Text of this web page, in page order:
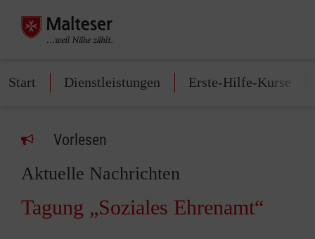
Start Dienstleistungen Erste-Hilfe-Kurse
Vorlesen
Aktuelle Nachrichten
Tagung „Soziales Ehrenamt“